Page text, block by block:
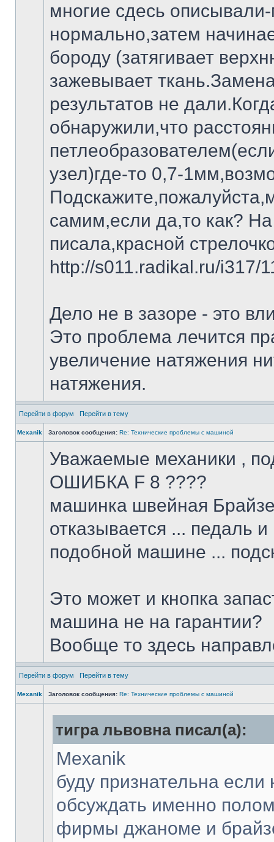
многие сдесь
нормально,затем
бороду (затягивает
зажевывает
результатов не
обнаружили,что
узел)где-то 0,7-
самим,если да,то как?
писала,красной
http://s011.radikal.ru/i317/
Дело не в зазоре - это
Это проблема лечится
увеличение натяжения
натяжения.
Перейти в форум Перейти в тему
Mexanik Заголовок сообщения: Re: Технические проблемы с машиной
Уважаемые механики ,
ОШИБКА F 8 ????
машинка швейная
отказывается ... педаль
подобной машине ...
Это может и кнопка
машина не на гарантии?
Вообще то здесь
Перейти в форум Перейти в тему
Mexanik Заголовок сообщения: Re: Технические проблемы с машиной
тигра львовна писал(а):
Mexanik
буду признательна
обсуждать именно
фирмы джаноме и